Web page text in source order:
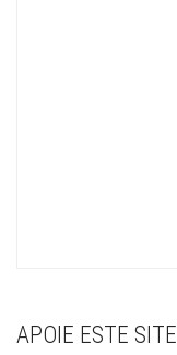
APOIE ESTE SITE